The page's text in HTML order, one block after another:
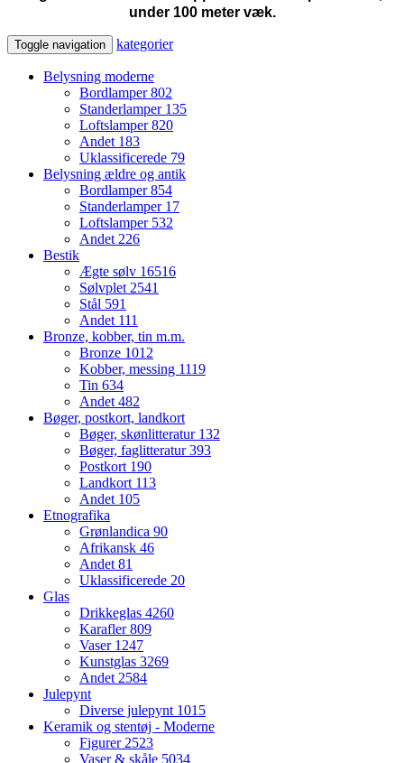
under 100 meter væk.
Toggle navigation kategorier
Belysning moderne
Bordlamper802
Standerlamper 135
Loftslamper820
Andet 183
Uklassificerede 79
Belysning ældre og antik
Bordlamper854
Standerlamper 17
Loftslamper 532
Andet226
Bestik
Ægte sølv 16516
Sølvplet2541
Stål 591
Andet 111
Bronze, kobber, tin m.m.
Bronze 1012
Kobber, messing 1119
Tin 634
Andet482
Bøger, postkort, landkort
Bøger, skønlitteratur 132
Bøger, faglitteratur393
Postkort 190
Landkort 113
Andet 105
Etnografika
Grønlandica 90
Afrikansk 46
Andet81
Uklassificerede 20
Glas
Drikkeglas 4260
Karafler809
Vaser 1247
Kunstglas 3269
Andet2584
Julepynt
Diverse julepynt 1015
Keramik og stentøj - Moderne
Figurer2523
Vaser & skåle 5034